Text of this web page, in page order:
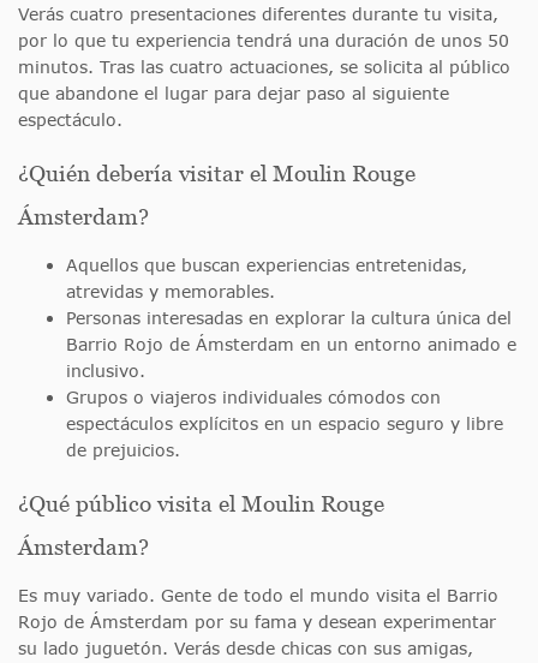
Verás cuatro presentaciones diferentes durante tu visita,
por lo que tu experiencia tendrá una duración de unos 50
minutos. Tras las cuatro actuaciones, se solicita al público
que abandone el lugar para dejar paso al siguiente
espectáculo.
¿Quién debería visitar el Moulin Rouge
Ámsterdam?
Aquellos que buscan experiencias entretenidas,
atrevidas y memorables.
Personas interesadas en explorar la cultura única del
Barrio Rojo de Ámsterdam en un entorno animado e
inclusivo.
Grupos o viajeros individuales cómodos con
espectáculos explícitos en un espacio seguro y libre
de prejuicios.
¿Qué público visita el Moulin Rouge
Ámsterdam?
Es muy variado. Gente de todo el mundo visita el Barrio
Rojo de Ámsterdam por su fama y desean experimentar
su lado juguetón. Verás desde chicas con sus amigas,